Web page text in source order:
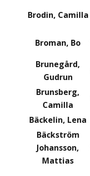
Brodin, Camilla
Broman, Bo
Brunegård,
Gudrun
Brunsberg,
Camilla
Bäckelin, Lena
Bäckström
Johansson,
Mattias